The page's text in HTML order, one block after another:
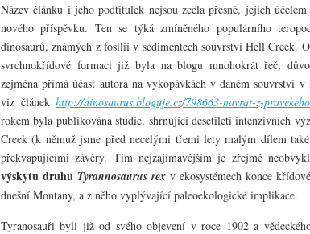
Název článku i jeho podtitulek nejsou zcela přesné, jejich
nového příspěvku. Ten se týká zmíněného populárního
dinosaurů, známých z fosílií v sedimentech souvrství Hell Creek.
svrchnokřídové formaci již byla na blogu mnohokrát řeč,
zejména přímá účast autora na vykopávkách v daném souvrství
viz článekhttp://dinosaurus.bloguje.cz/798663-navrat-z-
rokem byla publikována studie, shrnující desetiletí intenzivních
Creek (k němuž jsme před necelými třemi lety malým dílem
překvapujícími závěry. Tím nejzajímavějším je zřejmě
výskytu druhu Tyrannosaurus rexv ekosystémech konce
dnešní Montany, a z něho vyplývající paleoekologické implikace.
Tyranosauři byli již od svého objevení v roce 1902 a